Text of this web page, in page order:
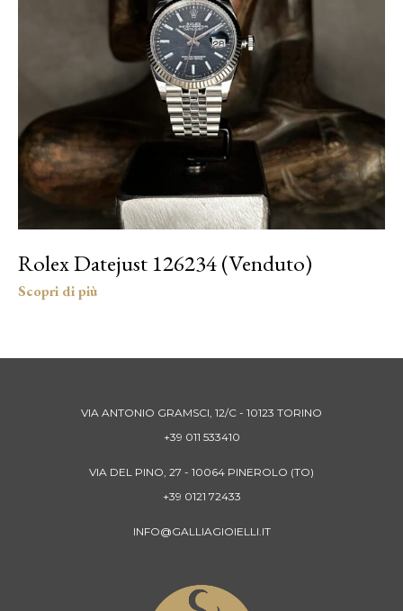
Rolex Datejust 126234 (Venduto)
VIA ANTONIO GRAMSCI, 12/C - 10123 TORINO
+39 011 533410
VIA DEL PINO, 27 - 10064 PINEROLO (TO)
+39 0121 72433
INFO@GALLIAGIOIELLI.IT